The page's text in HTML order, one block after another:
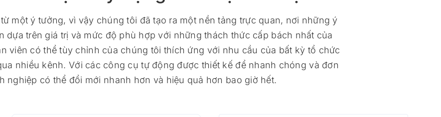
một ý tưởng, vì vậy chúng tôi đã tạo ra một nền tảng trực quan, nơi những ý
dựa trên giá trị và mức độ phù hợp với những thách thức cấp bách nhất của
viên có thể tùy chỉnh của chúng tôi thích ứng với nhu cầu của bất kỳ tổ chức
nhiều kênh. Với các công cụ tự động được thiết kế để nhanh chóng và đơn
nghiệp có thể đổi mới nhanh hơn và hiệu quả hơn bao giờ hết.